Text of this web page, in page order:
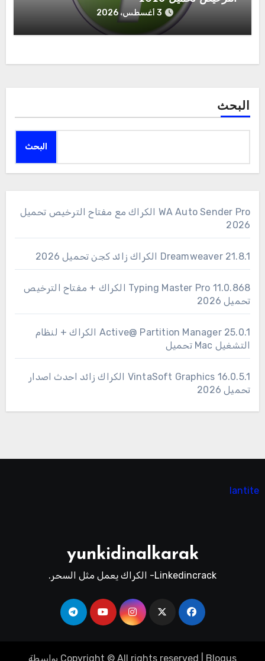
3 أغسطس، 2026
البحث
البحث
WA Auto Sender Pro الكراك مع مفتاح الترخيص تحميل
2026
Dreamweaver 21.8.1 الكراك زائد كجن تحميل 2026
11.0.868 Typing Master Pro الكراك + مفتاح الترخيص
تحميل 2026
25.0.1 Active@ Partition Manager الكراك + لنظام
التشغيل Mac تحميل
16.0.5.1 VintaSoft Graphics الكراك زائد احدث اصدار
تحميل 2026
lantite
yunkidinalkarak
Linkedincrack- الكراك يعمل مثل السحر.
Copyright © All rights reserved Blogus بواسطة